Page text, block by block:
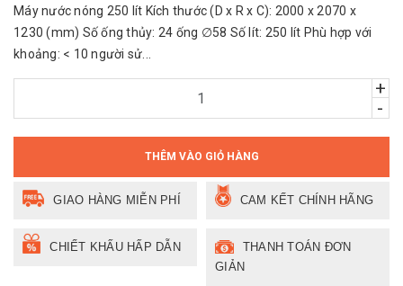
Máy nước nóng 250 lít Kích thước (D x R x C): 2000 x 2070 x
1230 (mm) Số ống thủy: 24 ống ∅58 Số lít: 250 lít Phù hợp với
khoảng: < 10 người sử...
+
-
THÊM VÀO GIỎ HÀNG
GIAO HÀNG MIỄN PHÍ CAM KẾT CHÍNH HÃNG
CHIẾT KHẤU HẤP DẪN
THANH TOÁN ĐƠN
GIẢN